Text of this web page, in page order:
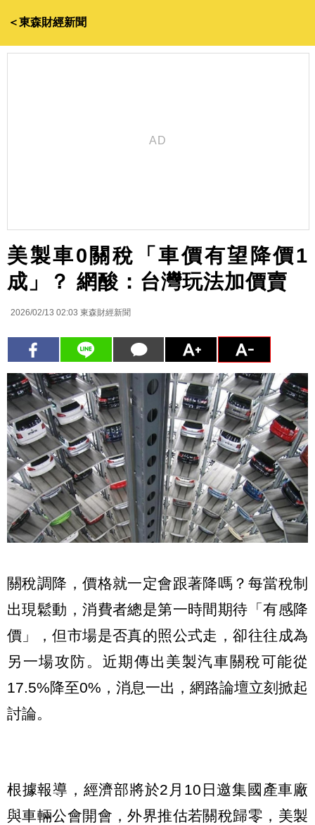
＜東森財經新聞
美製車0關稅「車價有望降價1
成」？ 網酸：台灣玩法加價賣
2026/02/13 02:03 東森財經新聞
關稅調降，價格就一定會跟著降嗎？每當稅制
出現鬆動，消費者總是第一時間期待「有感降
價」，但市場是否真的照公式走，卻往往成為
另一場攻防。近期傳出美製汽車關稅可能從
17.5%降至0%，消息一出，網路論壇立刻掀起
討論。
根據報導，經濟部將於2月10日邀集國產車廠
與車輛公會開會，外界推估若關稅歸零，美製